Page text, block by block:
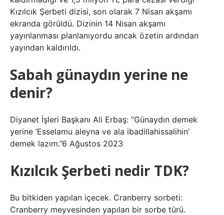
Kızılcık Şerbeti dizisi, son olarak 7 Nisan akşamı
ekranda görüldü. Dizinin 14 Nisan akşamı
yayınlanması planlanıyordu ancak özetin ardından
yayından kaldırıldı.
Sabah günaydın yerine ne
denir?
Diyanet İşleri Başkanı Ali Erbaş: “Günaydın demek
yerine ‘Esselamu aleyna ve ala ibadillahissalihin’
demek lazım.”6 Ağustos 2023
Kızılcık Şerbeti nedir TDK?
Bu bitkiden yapılan içecek. Cranberry sorbeti:
Cranberry meyvesinden yapılan bir sorbe türü.